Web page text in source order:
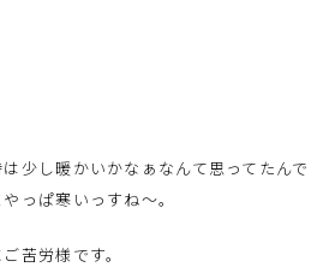
少し暖かいかなぁなんて思ってたんで
っぱ寒いっすね〜。
苦労様です。